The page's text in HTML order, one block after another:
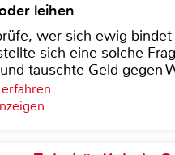
leihen
wer sich ewig
sich eine solche
tauschte Geld gegen